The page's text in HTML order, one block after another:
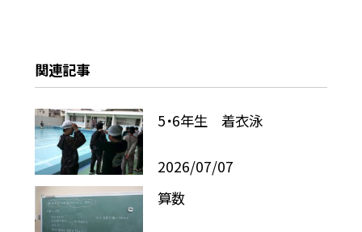
関連記事
5・6年生 着衣泳
2026/07/07
算数